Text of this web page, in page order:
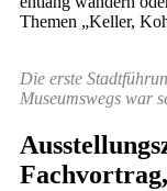
Themen „Keller,
Die erste
Museumswegs war